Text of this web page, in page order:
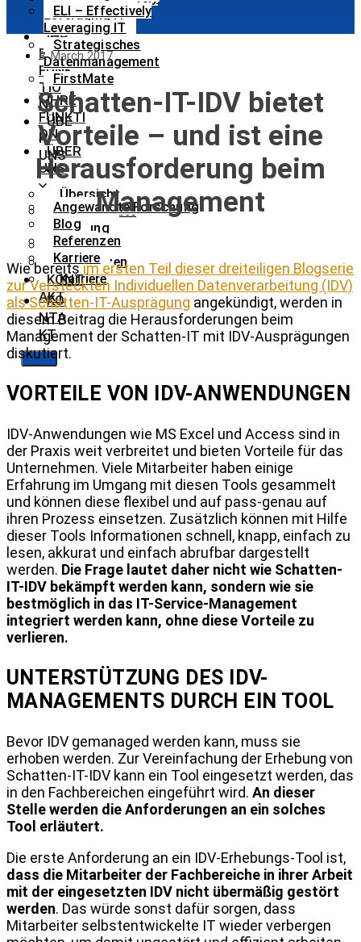
Leveraging IT
IHR
E
FUNK
TIO
N
ÜBE
R
UNS
Übersicht
Angewandte
Forschung
Blog
Referenzen
Karriere
KO
NTA
KT
ELI – Effectively
Leveraging IT
Strategisches
Datenmanagement
FirstMate
IHRE
FUNKTI
ON
ÜBER
UNS
Angewandte Forschung
Blog
Referenzen
Karriere
KONT
AKT
8. March 2017
Schatten-IT-IDV bietet
Vorteile – und ist eine
Herausforderung beim
Management
Wie bereitsim ersten Teil dieser dreiteiligen Blogserie
zur Versteckten Individuellen Datenverarbeitung (IDV)
als Schatten-IT-Ausprägung angekündigt, werden in
diesem Beitrag die Herausforderungen beim
Management der Schatten-IT mit IDV-Ausprägungen
diskutiert.
VORTEILE VON IDV-ANWENDUNGEN
IDV-Anwendungen wie MS Excel und Access sind in
der Praxis weit verbreitet und bieten Vorteile für das
Unternehmen. Viele Mitarbeiter haben einige
Erfahrung im Umgang mit diesen Tools gesammelt
und können diese flexibel und auf pass-genau auf
ihren Prozess einsetzen. Zusätzlich können mit Hilfe
dieser Tools Informationen schnell, knapp, einfach zu
lesen, akkurat und einfach abrufbar dargestellt
werden. Die Frage lautet daher nicht wie Schatten-
IT-IDV bekämpft werden kann, sondern wie sie
bestmöglich in das IT-Service-Management
integriert werden kann, ohne diese Vorteile zu
verlieren.
UNTERSTÜTZUNG DES IDV-
MANAGEMENTS DURCH EIN TOOL
Bevor IDV gemanaged werden kann, muss sie
erhoben werden. Zur Vereinfachung der Erhebung von
Schatten-IT-IDV kann ein Tool eingesetzt werden, das
in den Fachbereichen eingeführt wird. An dieser
Stelle werden die Anforderungen an ein solches
Tool erläutert.
Die erste Anforderung an ein IDV-Erhebungs-Tool ist,
dass die Mitarbeiter der Fachbereiche in ihrer Arbeit
mit der eingesetzten IDV nicht übermäßig gestört
werden. Das würde sonst dafür sorgen, dass
Mitarbeiter selbstentwickelte IT wieder verbergen